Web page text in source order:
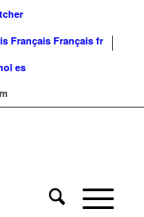
Français Français fr
es